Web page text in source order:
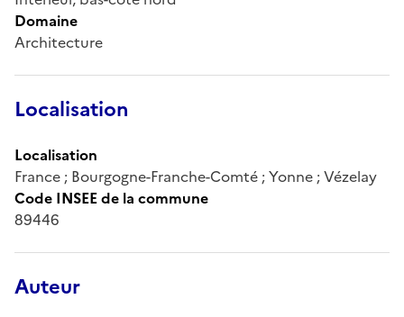
Domaine
Architecture
Localisation
Localisation
France ; Bourgogne-Franche-Comté ; Yonne ; Vézelay
Code INSEE de la commune
89446
Auteur